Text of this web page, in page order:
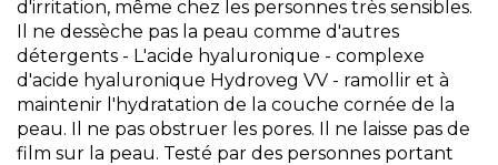
d'irritation, même chez les personnes très sensibles.
Il ne dessèche pas la peau comme d'autres
détergents - L'acide hyaluronique - complexe
d'acide hyaluronique Hydroveg VV - ramollir et à
maintenir l'hydratation de la couche cornée de la
peau. Il ne pas obstruer les pores. Il ne laisse pas de
film sur la peau. Testé par des personnes portant